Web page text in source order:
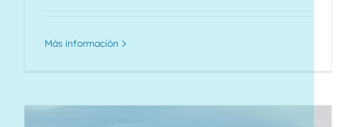
Más información